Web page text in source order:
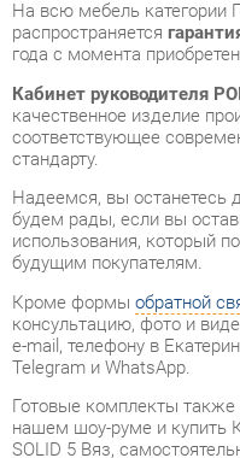
качественное изделие
соответствующее
стандарту.
Надеемся, вы останетесь
будем рады, если вы
использования, который
будущим покупателям.
Кроме формы обратной
консультацию, фото и
e-mail, телефону в
Telegram и WhatsApp.
Готовые комплекты также
нашем шоу-руме и купить
SOLID 5 Вяз,
центрального склада в г.
адресов и магазинов
Стиль мебели